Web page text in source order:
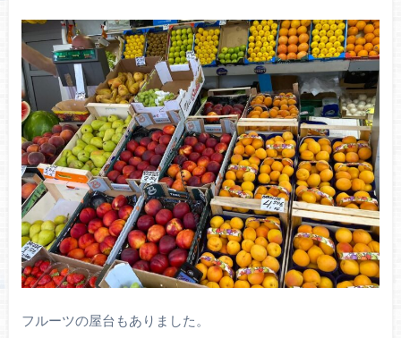
フルーツの屋台もありました。